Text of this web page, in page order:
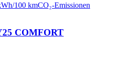
100 kmCO₂-Emissionen
COMFORT